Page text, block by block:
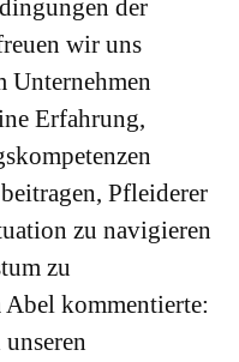
der
wir uns
Unternehmen
Erfahrung,
Pfleiderer
zu navigieren
zu
kommentierte: